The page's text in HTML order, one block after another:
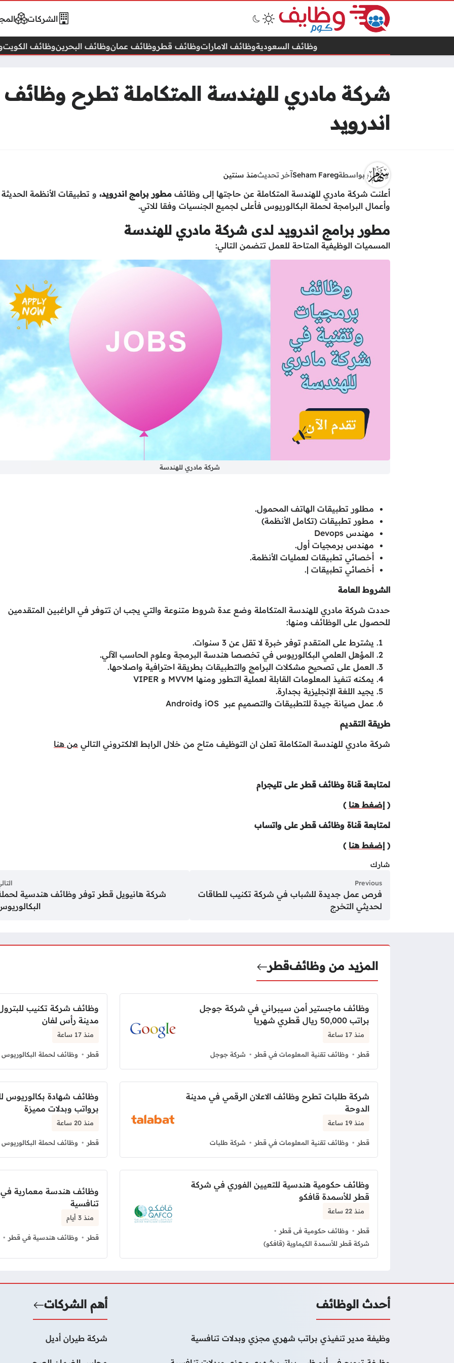
الشركات
وظائف السعوديةوظائف الاماراتوظائف قطروظائف عمانوظائف البحرينوظائف الكويت
شركة مادري للهندسة المتكاملة تطرح
اندرويد
بواسطةSeham Faregآخر تحديثمنذ سنتين
أعلنت شركة مادري للهندسة المتكاملة عن حاجتها إلى وظائف مطور برامج اندرويد، و تطبيقات الأنظمة الحديثة
وأعمال البرامجة لحملة البكالوريوس فأعلى لجميع الجنسيات وفقا للاتي.
مطور برامج اندرويد لدى شركة مادري للهندسة
المسميات الوظيفية المتاحة للعمل تتضمن التالي:
شركة مادري للهندسة
مطلور تطبيقات الهاتف المحمول.
مطور تطبيقات (تكامل الأنظمة)
مهندس Devops
مهندس برمجيات أول.
أخصائي تطبيقات لعمليات الأنظمة.
أخصائي تطبيقات |.
الشروط العامة
حددت شركة مادري للهندسة المتكاملة وضع عدة شروط متنوعة والتي يجب ان تتوفر في الراغبين المتقدمين
للحصول على الوظائف ومنها:
يشترط على المتقدم توفر خبرة لا تقل عن 3 سنوات.
المؤهل العلمي البكالوريوس في تخصصا هندسة البرمجة وعلوم الحاسب الآلي.
العمل على تصحيح مشكلات البرامج والتطبيقات بطريقة احترافية واصلاحها.
يمكنه تنفيذ المعلومات القابلة لعملية التطور ومنها MVVM و VIPER
يجيد اللغة الإنجليزية بجدارة.
عمل صيانة جيدة للتطبيقات والتصميم عبر iOS وAndroid
طريقة التقديم
شركة مادري للهندسة المتكاملة تعلن ان التوظيف متاح من خلال الرابط الالكتروني التالي من هنا
لمتابعة قناة وظائف قطر على تليجرام
( إضغط هنا )
لمتابعة قناة وظائف قطر على واتساب
( إضغط هنا )
شارك
Previous
فرص عمل جديدة للشباب في شركة تكنيب للطاقات
لحديثي التخرج
شركة هانيويل قطر توفر وظائف هندسية
المزيد من وظائفقطر
وظائف ماجستير أمن سيبراني في شركة جوجل
براتب 50,000 ريال قطري شهريا
منذ 17 ساعة
قطر وظائف تقنية المعلومات في قطر شركة جوجل
وظائف شركة تكنيب
مدينة رأس لفان
منذ 17 ساعة
قطر وظائف لحملة
شركة طلبات تطرح وظائف الاعلان الرقمي في مدينة
الدوحة
منذ 19 ساعة
قطر وظائف تقنية المعلومات في قطر شركة طلبات
وظائف شهادة بكالوريوس
برواتب وبدلات مميزة
منذ 20 ساعة
قطر وظائف لحملة
وظائف حكومية هندسية للتعيين الفوري في شركة
قطر للأسمدة قافكو
منذ 22 ساعة
قطر
وظائف حكومية فى قطر
شركة قطر للأسمدة الكيماوية (قافكو)
وظائف هندسة معمارية في
تنافسية
منذ 3 أيام
قطر وظائف هندسية في قطر
أحدث الوظائف
وظيفة مدير تنفيذي براتب شهري مجزي وبدلات تنافسية
أهم الشركات
شركة طيران أديل